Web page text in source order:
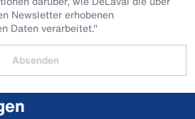
Newsletter erhobenen
Daten verarbeitet."
Absenden